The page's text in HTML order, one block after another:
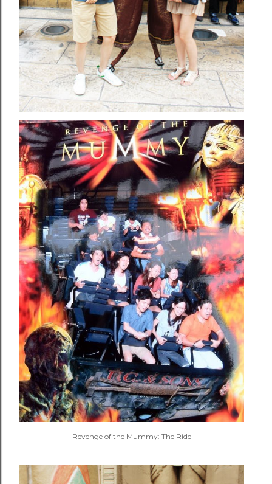
Revenge of the Mummy: The Ride